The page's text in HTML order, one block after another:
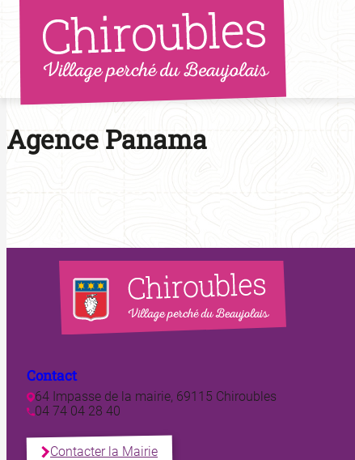
Aller
au
contenu
Agence Panama
Contact
64 Impasse de la mairie, 69115 Chiroubles
04 74 04 28 40
Contacter la Mairie